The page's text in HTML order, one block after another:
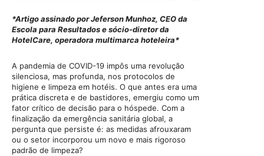
*Artigo assinado por Jeferson Munhoz, CEO da
Escola para Resultados e sócio-diretor da
HotelCare, operadora multimarca hoteleira*
A pandemia de COVID-19 impôs uma revolução
silenciosa, mas profunda, nos protocolos de
higiene e limpeza em hotéis. O que antes era uma
prática discreta e de bastidores, emergiu como um
fator crítico de decisão para o hóspede. Com a
finalização da emergência sanitária global, a
pergunta que persiste é: as medidas afrouxaram
ou o setor incorporou um novo e mais rigoroso
padrão de limpeza?